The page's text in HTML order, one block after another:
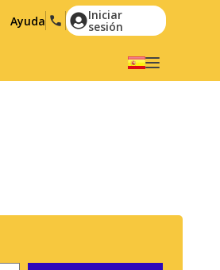
Ayuda Iniciar
sesión